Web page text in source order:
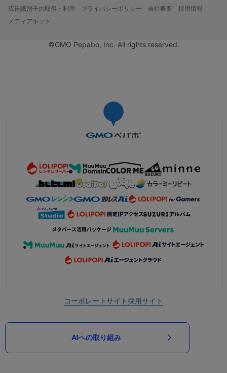
広告識別子の取得・利用
プライバシーポリシー 会社概要
採用情報
メディアキット
©GMO Pepabo, Inc. All rights reserved.
コーポレートサイト採用サイト
AIへの取り組み